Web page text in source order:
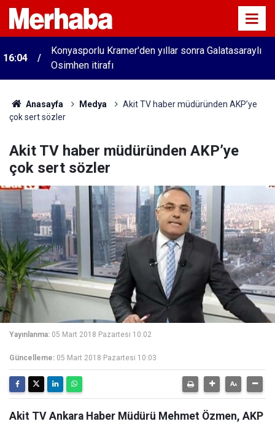
16:04
Konyasporlu Kramer'den yıllar sonra Galatasaraylı
Osimhen itirafı
Anasayfa Medya
Akit TV haber müdüründen AKP’ye
çok sert sözler
Akit TV haber müdüründen AKP’ye
çok sert sözler
Yayınlanma: 05 Mart 2018 Pazartesi 10:02
Güncelleme: 05 Mart 2018 Pazartesi 10:03
Akit TV Ankara Haber Müdürü Mehmet Özmen, AKP